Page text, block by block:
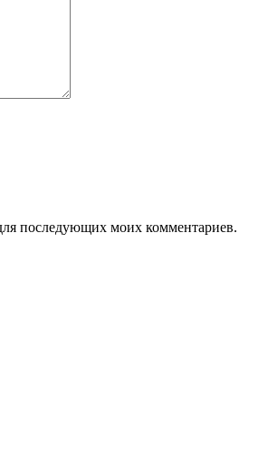
последующих моих комментариев.